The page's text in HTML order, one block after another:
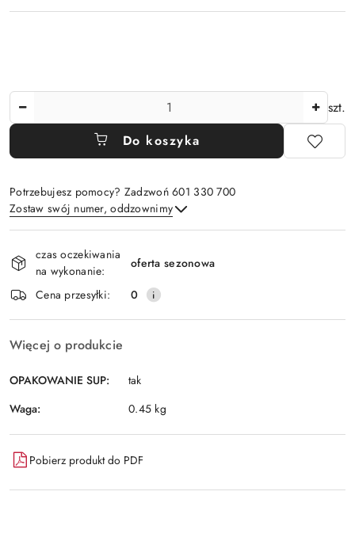
szt.
Do koszyka
Potrzebujesz pomocy? Zadzwoń 601 330 700
Zostaw swój numer, oddzownimy
i
dostawa
czas oczekiwania
na wykonanie:
oferta sezonowa
Cena przesyłki:
0
Więcej o produkcie
OPAKOWANIE SUP:
tak
Waga:
0.45 kg
Pobierz produkt do PDF